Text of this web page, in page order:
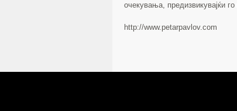
очекувања, предизвикувајќи
http://www.petarpavlov.com